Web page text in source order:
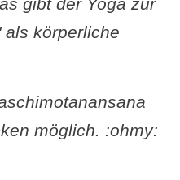
als körperliche
möglich. :ohmy: